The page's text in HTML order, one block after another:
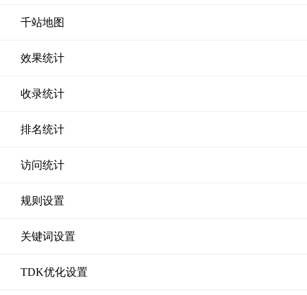
千站地图
效果统计
收录统计
排名统计
访问统计
规则设置
关键词设置
TDK优化设置